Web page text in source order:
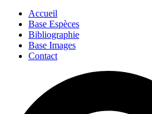
Accueil
Base Espèces
Bibliographie
Base Images
Contact